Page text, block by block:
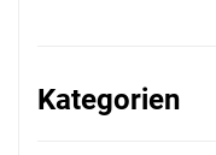
Kategorien